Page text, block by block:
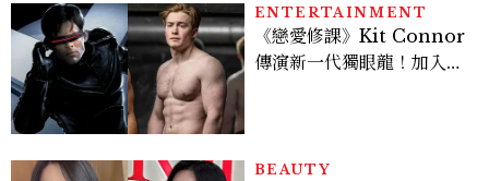
ENTERTAINMENT
《戀愛修課》Kit Connor
傳演新一代獨眼龍！加入新
BEAUTY